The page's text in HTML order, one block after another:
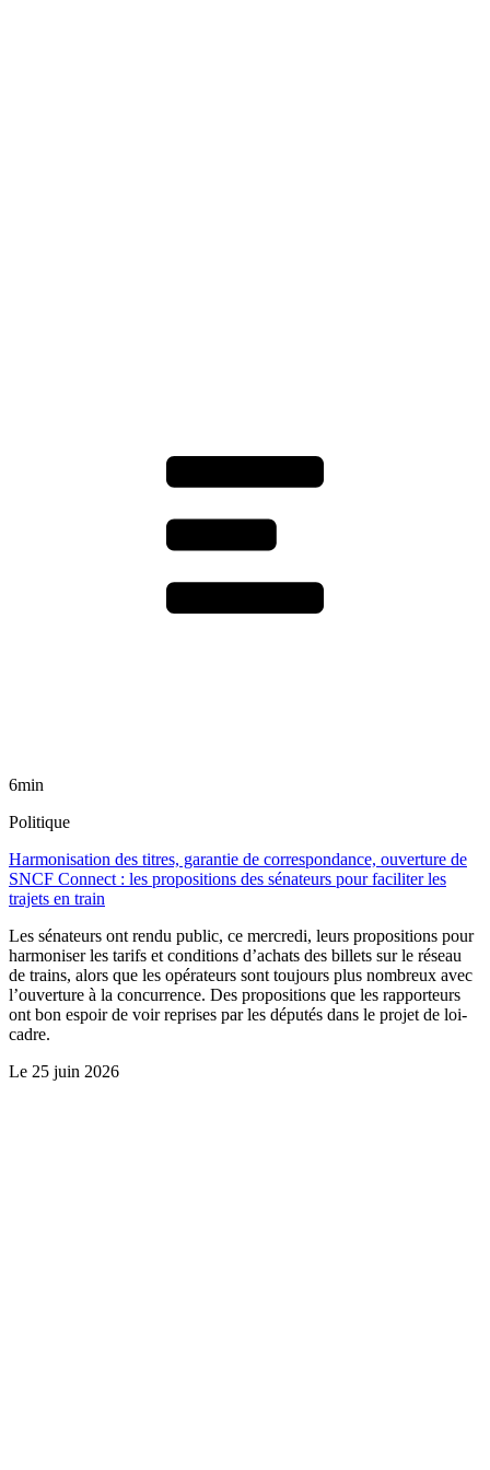
6min
Politique
Harmonisation des titres, garantie de correspondance, ouverture de
SNCF Connect : les propositions des sénateurs pour faciliter les
trajets en train
Les sénateurs ont rendu public, ce mercredi, leurs propositions pour
harmoniser les tarifs et conditions d’achats des billets sur le réseau
de trains, alors que les opérateurs sont toujours plus nombreux avec
l’ouverture à la concurrence. Des propositions que les rapporteurs
ont bon espoir de voir reprises par les députés dans le projet de loi-
cadre.
Le 25 juin 2026